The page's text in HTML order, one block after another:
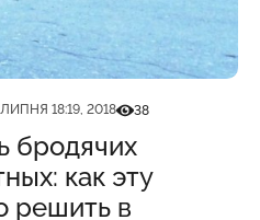
18:19, 2018Кількість переглядів
38
бродячих
как эту
решить в